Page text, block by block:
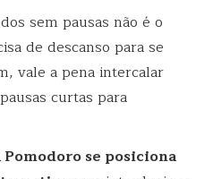
sem pausas não é o
de descanso para se
vale a pena intercalar
curtas para
Pomodoro se posiciona